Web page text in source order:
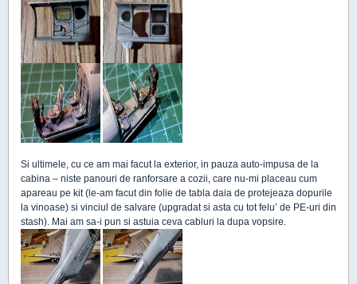
Si ultimele, cu ce am mai facut la exterior, in pauza auto-impusa de la
cabina – niste panouri de ranforsare a cozii, care nu-mi placeau cum
apareau pe kit (le-am facut din folie de tabla daia de protejeaza dopurile
la vinoase) si vinciul de salvare (upgradat si asta cu tot felu’ de PE-uri din
stash). Mai am sa-i pun si astuia ceva cabluri la dupa vopsire.